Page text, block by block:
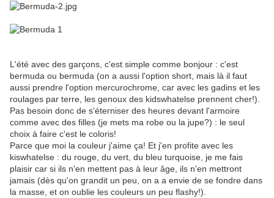
L'été avec des garçons, c'est simple comme bonjour : c'est
bermuda ou bermuda (on a aussi l'option short, mais là il faut
aussi prendre l'option mercurochrome, car avec les gadins et les
roulages par terre, les genoux des kidswhatelse prennent cher!).
Pas besoin donc de s'éterniser des heures devant l'armoire
comme avec des filles (je mets ma robe ou la jupe?) : le seul
choix à faire c'est le coloris!
Parce que moi la couleur j'aime ça! Et j'en profite avec les
kiswhatelse : du rouge, du vert, du bleu turquoise, je me fais
plaisir car si ils n'en mettent pas à leur âge, ils n'en mettront
jamais (dès qu'on grandit un peu, on a a envie de se fondre dans
la masse, et on oublie les couleurs un peu flashy!).